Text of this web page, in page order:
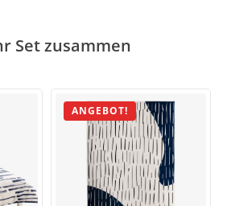
Set zusammen
ANGEBOT!